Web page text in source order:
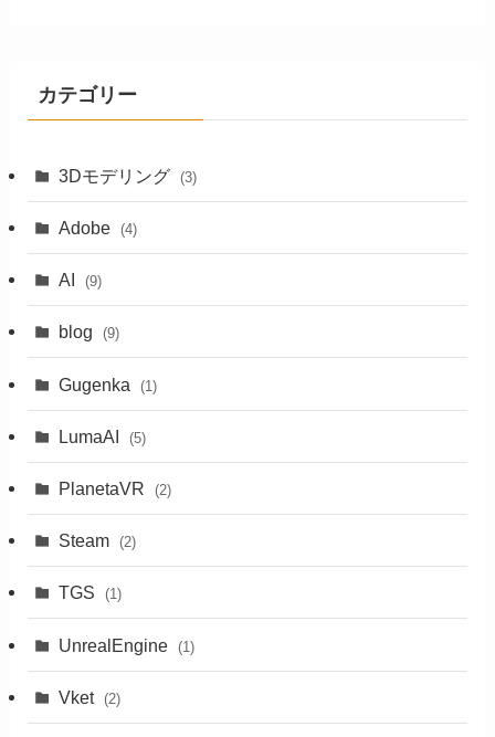
カテゴリー
3Dモデリング (3)
Adobe (4)
AI (9)
blog (9)
Gugenka (1)
LumaAI (5)
PlanetaVR (2)
Steam (2)
TGS (1)
UnrealEngine (1)
Vket (2)